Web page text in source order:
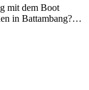
mit dem Boot
in Battambang?…